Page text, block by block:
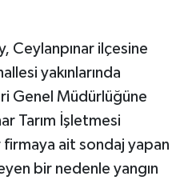
Ceylanpınar ilçesine
yakınlarında
Genel Müdürlüğüne
Tarım İşletmesi
ait sondaj yapan
bir nedenle yangın